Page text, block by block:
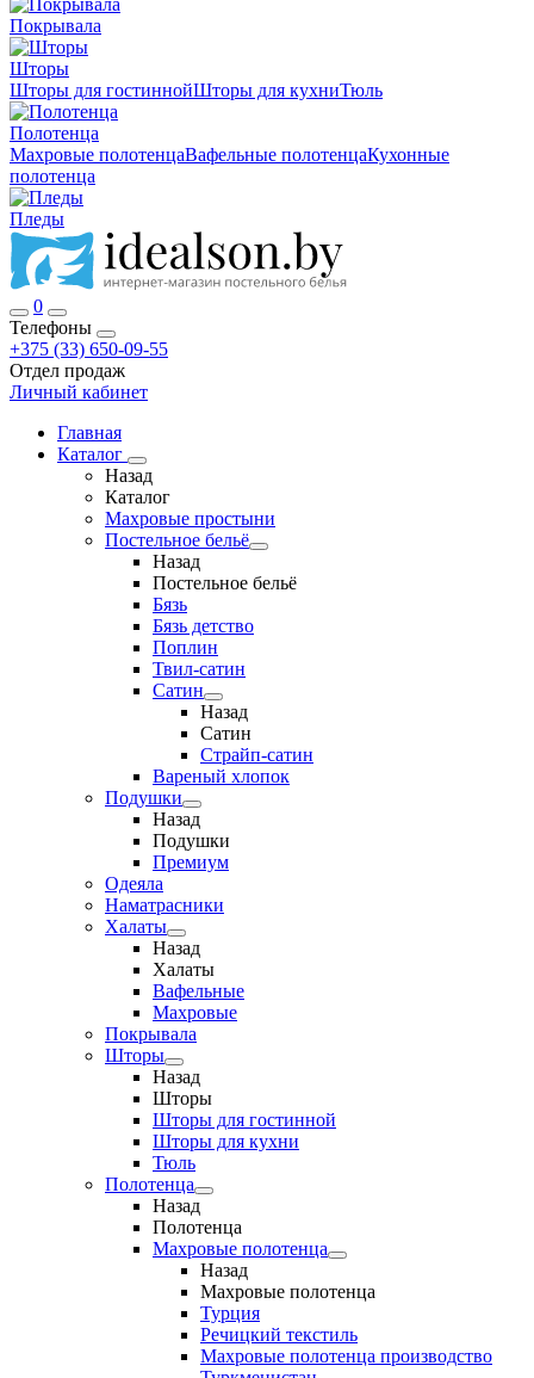
Покрывала
Шторы
Шторы для гостиннойШторы для кухниТюль
Полотенца
Махровые полотенцаВафельные полотенцаКухонные
полотенца
Пледы
0
Телефоны
+375 (33) 650-09-55
Отдел продаж
Личный кабинет
Главная
Каталог
Назад
Каталог
Махровые простыни
Постельное бельё
Назад
Постельное бельё
Бязь
Бязь детство
Поплин
Твил-сатин
Сатин
Назад
Сатин
Страйп-сатин
Вареный хлопок
Подушки
Назад
Подушки
Премиум
Одеяла
Наматрасники
Халаты
Назад
Халаты
Вафельные
Махровые
Покрывала
Шторы
Назад
Шторы
Шторы для гостинной
Шторы для кухни
Тюль
Полотенца
Назад
Полотенца
Махровые полотенца
Назад
Махровые полотенца
Турция
Речицкий текстиль
Махровые полотенца производство